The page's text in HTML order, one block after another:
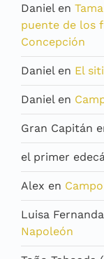
Danielen
puente de los
Concepción
Danielen El
Danielen
Gran Capitán
el primer
Alex en
Luisa
Napoleón